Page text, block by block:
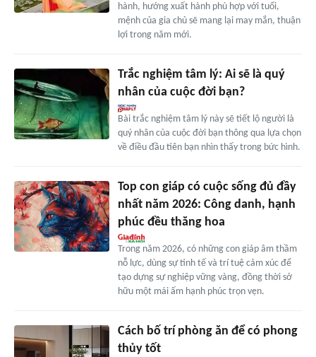
hành, hướng xuất hành phù hợp với tuổi,
mệnh của gia chủ sẽ mang lại may mắn, thuận
lợi trong năm mới.
Trắc nghiệm tâm lý: Ai sẽ là quý
nhân của cuộc đời bạn?
Bài trắc nghiệm tâm lý này sẽ tiết lộ người là
quý nhân của cuộc đời bạn thông qua lựa chọn
về điều đầu tiên bạn nhìn thấy trong bức hình.
Top con giáp có cuộc sống đủ đầy
nhất năm 2026: Công danh, hạnh
phúc đều thăng hoa
Trong năm 2026, có những con giáp âm thầm
nỗ lực, dùng sự tinh tế và trí tuệ cảm xúc để
tạo dựng sự nghiệp vững vàng, đồng thời sở
hữu một mái ấm hạnh phúc trọn vẹn.
Cách bố trí phòng ăn để có phong
thủy tốt